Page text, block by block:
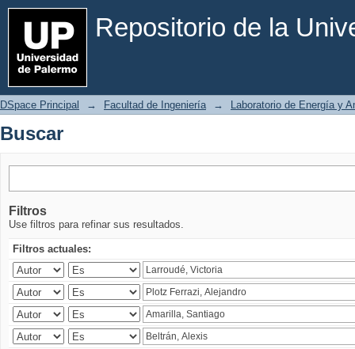
Repositorio de la
Buscar
DSpace Principal → Facultad de Ingeniería → Laboratorio de Energía y
Buscar
Filtros
Use filtros para refinar sus resultados.
Filtros actuales: